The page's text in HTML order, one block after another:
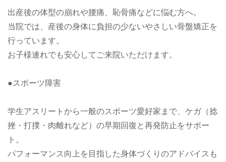
出産後の体型の崩れや腰痛、恥骨痛などに悩む方へ。
当院では、産後の身体に負担の少ないやさしい骨盤矯正を
行っています。
お子様連れでも安心してご来院いただけます。
●スポーツ障害
学生アスリートから一般のスポーツ愛好家まで、ケガ（捻
挫・打撲・肉離れなど）の早期回復と再発防止をサポー
ト。
パフォーマンス向上を目指した身体づくりのアドバイスも